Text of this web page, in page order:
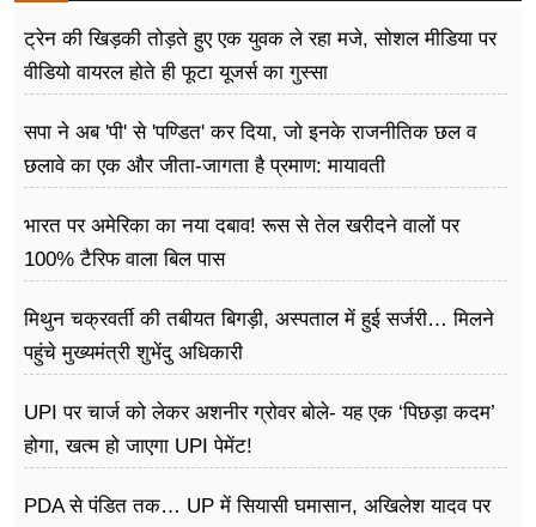
ट्रेन की खिड़की तोड़ते हुए एक युवक ले रहा मजे, सोशल मीडिया पर
वीडियो वायरल होते ही फूटा यूजर्स का गुस्सा
सपा ने अब 'पी' से 'पण्डित' कर दिया, जो इनके राजनीतिक छल व
छलावे का एक और जीता-जागता है प्रमाण: मायावती
भारत पर अमेरिका का नया दबाव! रूस से तेल खरीदने वालों पर
100% टैरिफ वाला बिल पास
मिथुन चक्रवर्ती की तबीयत बिगड़ी, अस्पताल में हुई सर्जरी… मिलने
पहुंचे मुख्यमंत्री शुभेंदु अधिकारी
UPI पर चार्ज को लेकर अशनीर ग्रोवर बोले- यह एक ‘पिछड़ा कदम’
होगा, खत्म हो जाएगा UPI पेमेंट!
PDA से पंडित तक… UP में सियासी घमासान, अखिलेश यादव पर